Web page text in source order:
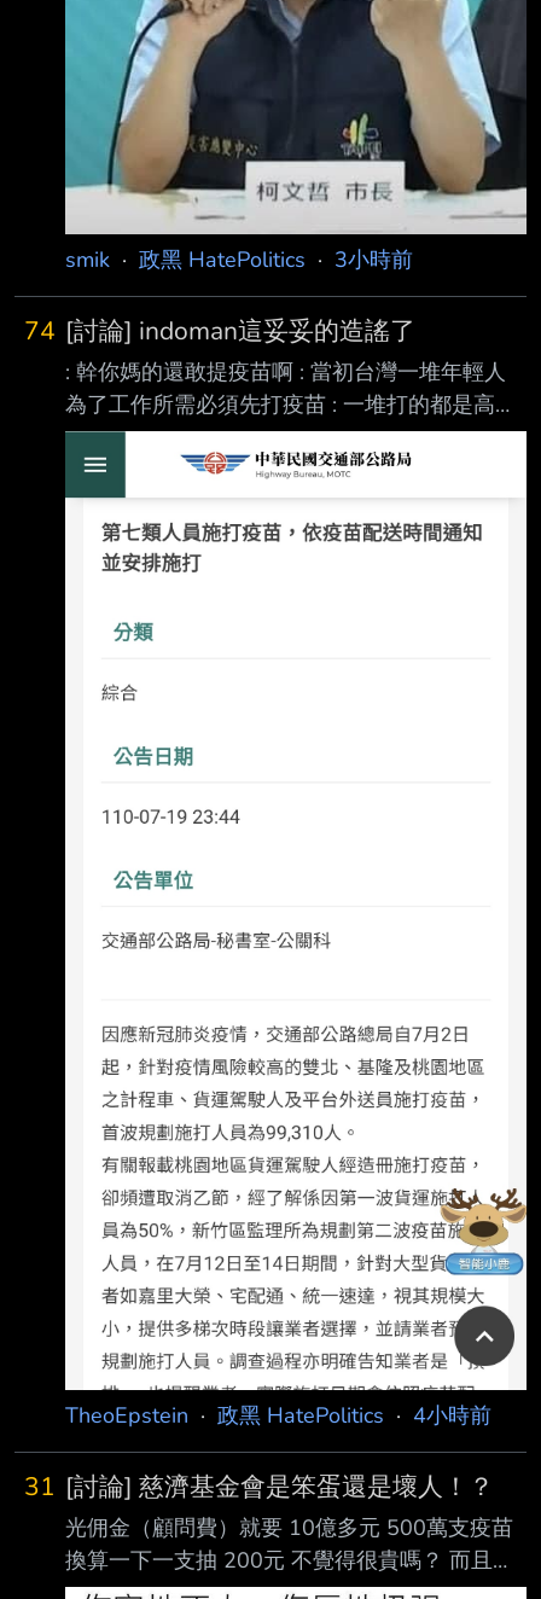
才再推給政府 民眾黨不倒，台灣不會好 --
smik · 政黑 HatePolitics · 3小時前
74 [討論] indoman這妥妥的造謠了
: 幹你媽的還敢提疫苗啊 : 當初台灣一堆年輕人
為了工作所需必須先打疫苗 : 一堆打的都是高端
疫苗好嗎 當時年輕人因為工作開放的是第七
類。 施打日期是2021年七月
http://i.imgur.com/1z4ar5X.jpg 然後高端疫苗是
同年「八月底」開始開放施打。 indoman你七月
要怎麼打到八月底才開放的高端？ 過了五年記
8.23才能打 http://i.imgur.com/nzk0IsY.jpg --
TheoEpstein · 政黑 HatePolitics · 4小時前
31 [討論] 慈濟基金會是笨蛋還是壞人！？
光佣金（顧問費）就要 10億多元 500萬支疫苗
換算一下一支抽 200元 不覺得很貴嗎？ 而且一
開始撞牆買不到 後面是搭 台積和鴻海的順風車